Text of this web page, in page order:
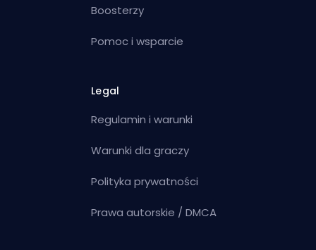
Boosterzy
Pomoc i wsparcie
Legal
Regulamin i warunki
Warunki dla graczy
Polityka prywatności
Prawa autorskie / DMCA